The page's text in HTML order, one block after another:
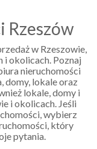
Rzeszów
w Rzeszowie,
i okolicach. Poznaj
nieruchomości
domy, lokale oraz
lokale, domy i
i okolicach. Jeśli
wybierz
który
pytania.